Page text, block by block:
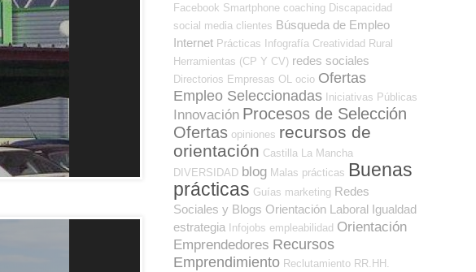
Facebook Smartphone coaching Discapacidad
social media clientes Búsqueda de Empleo
Internet Prácticas Infografía Creatividad Rural
Herramientas (CP Y CV) redes sociales
Directorios Empresas OL ocio Ofertas
Empleo Seleccionadas Iniciativas Públicas
Innovación Procesos de Selección
Ofertas opiniones recursos de
orientación Castilla La Mancha
DIVERSIDAD blog Malas prácticas Buenas
prácticas Guías marketing Redes
Sociales y Blogs Orientación Laboral Igualdad
estrategia
Infojobs empleabilidad Orientación
Emprendedores Recursos
Emprendimiento Reclutamiento RR.HH.